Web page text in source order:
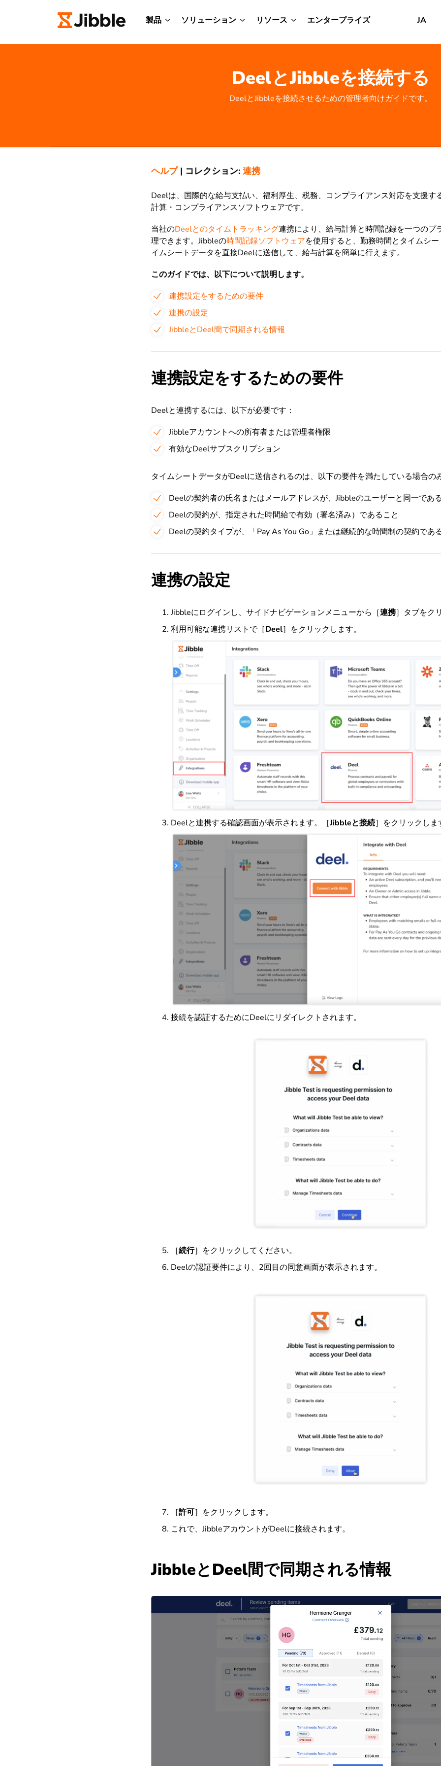
製品 ソリューション リソース エンタープライズ JA
DeelとJibbleを接続する
DeelとJibbleを接続させるための管理者向けガイドです。
ヘルプ| コレクション: 連携
Deelは、国際的な給与支払い、福利厚生、税務、コンプライアンス対応を支援す
計算・コンプライアンスソフトウェアです。
当社のDeelとのタイムトラッキング連携により、給与計算と時間記録を一つのプ
理できます。Jibbleの時間記録ソフトウェアを使用すると、勤務時間とタイムシ
イムシートデータを直接Deelに送信して、給与計算を簡単に行えます。
このガイドでは、以下について説明します。
連携設定をするための要件
連携の設定
JibbleとDeel間で同期される情報
連携設定をするための要件
Deelと連携するには、以下が必要です：
Jibbleアカウントへの所有者または管理者権限
有効なDeelサブスクリプション
タイムシートデータがDeelに送信されるのは、以下の要件を満たしている場合の
Deelの契約者の氏名またはメールアドレスが、Jibbleのユーザーと同一であ
Deelの契約が、指定された時間給で有効（署名済み）であること
Deelの契約タイプが、「Pay As You Go」または継続的な時間制の契約であ
連携の設定
Jibbleにログインし、サイドナビゲーションメニューから［連携］タブをク
利用可能な連携リストで［Deel］ をクリックします。
Deelと連携する確認画面が表示されます。［Jibbleと接続］をクリックしま
接続を認証するためにDeelにリダイレクトされます。
［続行］ をクリックしてください。
Deelの認証要件により、2回目の同意画面が表示されます。
［許可］をクリックします。
これで、JibbleアカウントがDeelに接続されます。
JibbleとDeel間で同期される情報